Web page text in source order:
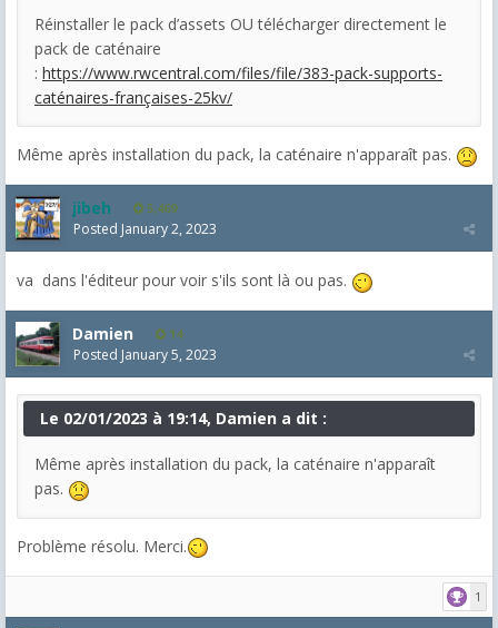
Réinstaller le pack d’assets OU télécharger directement le
pack de caténaire
: https://www.rwcentral.com/files/file/383-pack-supports-
caténaires-françaises-25kv/
Même après installation du pack, la caténaire n'apparaît pas.
jibeh 5,469
Posted January 2, 2023
va dans l'éditeur pour voir s'ils sont là ou pas.
Damien 14
Posted January 5, 2023
Le 02/01/2023 à 19:14, Damien a dit :
Même après installation du pack, la caténaire n'apparaît
pas.
Problème résolu. Merci.
1